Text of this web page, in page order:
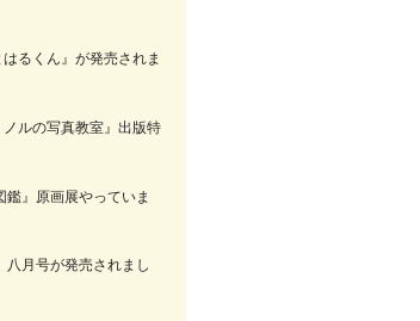
はるくん』が発売されま
ノルの写真教室』出版特
鑑』原画展やっていま
八月号が発売されまし